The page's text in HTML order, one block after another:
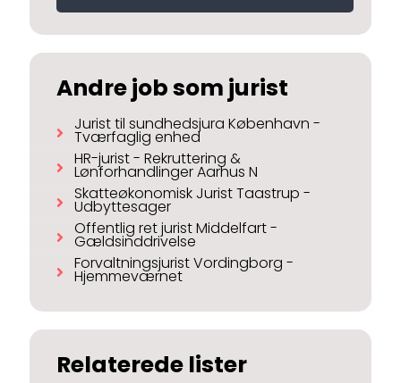
Andre job som jurist
Jurist til sundhedsjura København -
Tværfaglig enhed
HR-jurist - Rekruttering &
Lønforhandlinger Aarhus N
Skatteøkonomisk Jurist Taastrup -
Udbyttesager
Offentlig ret jurist Middelfart -
Gældsinddrivelse
Forvaltningsjurist Vordingborg -
Hjemmeværnet
Relaterede lister